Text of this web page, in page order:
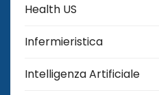
Health US
Infermieristica
Intelligenza Artificiale